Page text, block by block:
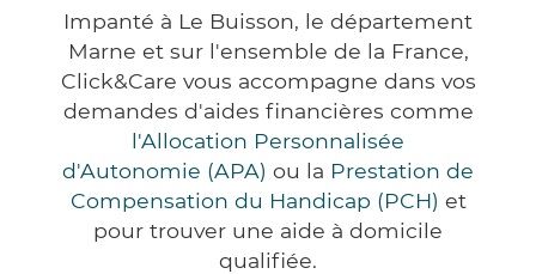
Impanté à Le Buisson, le département
Marne et sur l'ensemble de la France,
Click&Care vous accompagne dans vos
demandes d'aides financières comme
l'Allocation Personnalisée
d'Autonomie (APA) ou la Prestation de
Compensation du Handicap (PCH) et
pour trouver une aide à domicile
qualifiée.